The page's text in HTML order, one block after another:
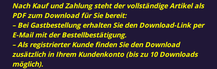
Nach Kauf und Zahlung steht der vollständige Artikel als
PDF zum Download für Sie bereit:
– Bei Gastbestellung erhalten Sie den Download-Link per
E-Mail mit der Bestellbestätigung.
– Als registrierter Kunde finden Sie den Download
zusätzlich in Ihrem Kundenkonto (bis zu 10 Downloads
möglich).